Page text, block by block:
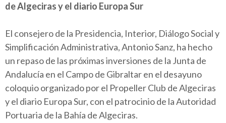
de Algeciras y el diario Europa Sur
El consejero de la Presidencia, Interior, Diálogo Social y
Simplificación Administrativa, Antonio Sanz, ha hecho
un repaso de las próximas inversiones de la Junta de
Andalucía en el Campo de Gibraltar en el desayuno
coloquio organizado por el Propeller Club de Algeciras
y el diario Europa Sur, con el patrocinio de la Autoridad
Portuaria de la Bahía de Algeciras.